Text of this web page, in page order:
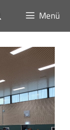
Menü